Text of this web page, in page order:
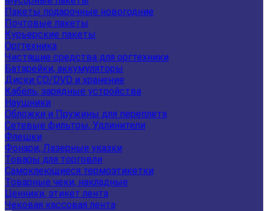
Пакеты подарочные новогодние
Почтовые пакеты
Курьерские пакеты
Оргтехника
Чистящие средства для оргтехники
Батарейки, аккумуляторы
Диски CD/DVD и хранение
Кабель, зарядные устройства
Наушники
Обложки и Пружины для переплета
Сетевые фильтры, Удлинители
Флешки
Фонари, Лазерные указки
Товары для торговли
Самоклеющиеся термоэтикетки
Товарные чеки, накладные
Ценники, этикет лента
Чековая кассовая лента